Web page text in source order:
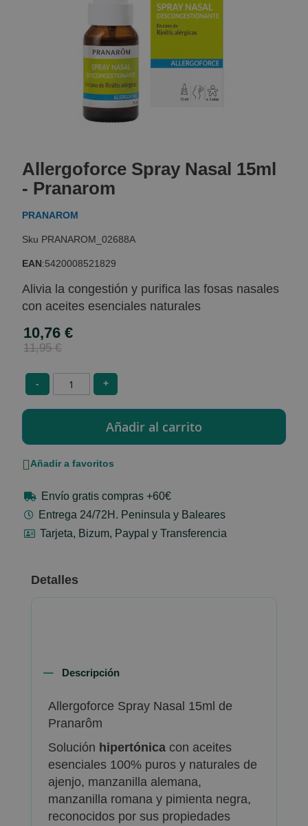
the
beginning
the
gallery
Allergoforce Spray Nasal 15ml
- Pranarom
PRANAROM
PRANAROM_02688A
EAN:5420008521829
Alivia la congestión y purifica las fosas nasales
con aceites esenciales naturales
Special
Price
10,76 €
11,95 €
- +
Añadir a favoritos
Envío gratis compras +60€
Entrega 24/72H. Peninsula y Baleares
Tarjeta, Bizum, Paypal y Transferencia
Detalles
Descripción
Allergoforce Spray Nasal 15ml de
Pranarôm
Solución hipertónica con aceites
esenciales 100% puros y naturales de
ajenjo, manzanilla alemana,
manzanilla romana y pimienta negra,
reconocidos por sus propiedades